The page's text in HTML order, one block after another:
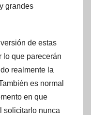
grandes
de estas
lo que parecerán
realmente la
es normal
en que
solicitarlo nunca